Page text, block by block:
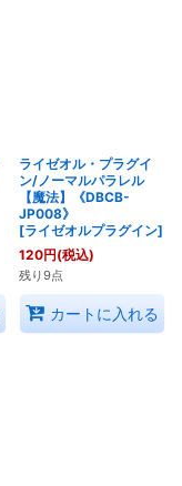
ライゼオル・プラグイ
ン/ノーマルパラレル
【魔法】《DBCB-
JP008》
[ライゼオルプラグイン]
120円(税込)
残り9点
カートに入れる